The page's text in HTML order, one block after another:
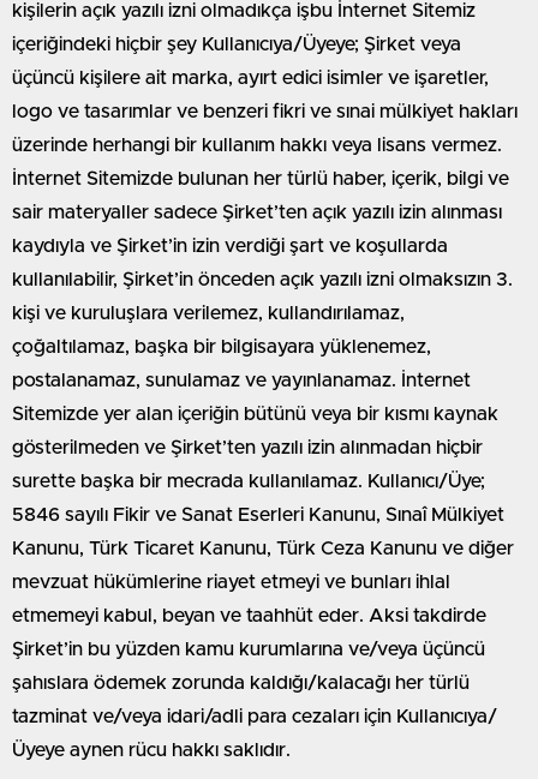
kişilerin açık yazılı izni olmadıkça işbu İnternet Sitemiz
içeriğindeki hiçbir şey Kullanıcıya/Üyeye; Şirket veya
üçüncü kişilere ait marka, ayırt edici isimler ve işaretler,
logo ve tasarımlar ve benzeri fikri ve sınai mülkiyet hakları
üzerinde herhangi bir kullanım hakkı veya lisans vermez.
İnternet Sitemizde bulunan her türlü haber, içerik, bilgi ve
sair materyaller sadece Şirket’ten açık yazılı izin alınması
kaydıyla ve Şirket’in izin verdiği şart ve koşullarda
kullanılabilir, Şirket’in önceden açık yazılı izni olmaksızın 3.
kişi ve kuruluşlara verilemez, kullandırılamaz,
çoğaltılamaz, başka bir bilgisayara yüklenemez,
postalanamaz, sunulamaz ve yayınlanamaz. İnternet
Sitemizde yer alan içeriğin bütünü veya bir kısmı kaynak
gösterilmeden ve Şirket’ten yazılı izin alınmadan hiçbir
surette başka bir mecrada kullanılamaz. Kullanıcı/Üye;
5846 sayılı Fikir ve Sanat Eserleri Kanunu, Sınaî Mülkiyet
Kanunu, Türk Ticaret Kanunu, Türk Ceza Kanunu ve diğer
mevzuat hükümlerine riayet etmeyi ve bunları ihlal
etmemeyi kabul, beyan ve taahhüt eder. Aksi takdirde
Şirket’in bu yüzden kamu kurumlarına ve/veya üçüncü
şahıslara ödemek zorunda kaldığı/kalacağı her türlü
tazminat ve/veya idari/adli para cezaları için Kullanıcıya/
Üyeye aynen rücu hakkı saklıdır.